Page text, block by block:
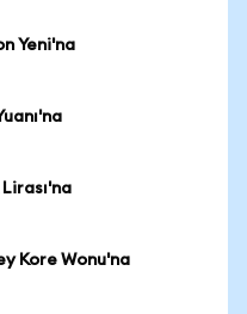
Yeni'na
Kore Wonu'na